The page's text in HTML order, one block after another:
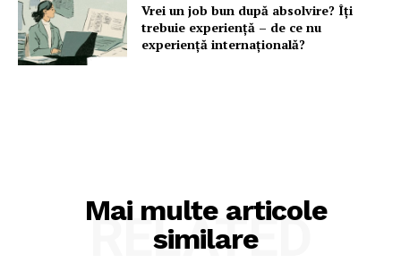
Vrei un job bun după absolvire? Îți
trebuie experiență – de ce nu
experiență internațională?
Mai multe articole
similare
RELATED